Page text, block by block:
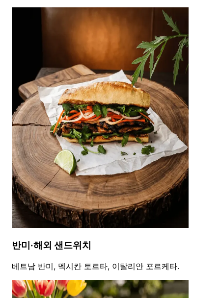
반미·해외 샌드위치
베트남 반미, 멕시칸 토르타, 이탈리안 포르케타.